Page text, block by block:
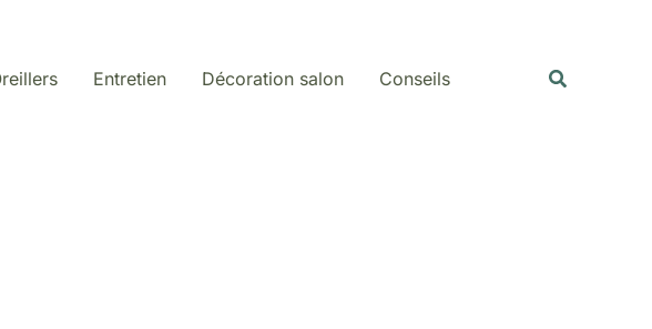
Entretien Décoration salon Conseils